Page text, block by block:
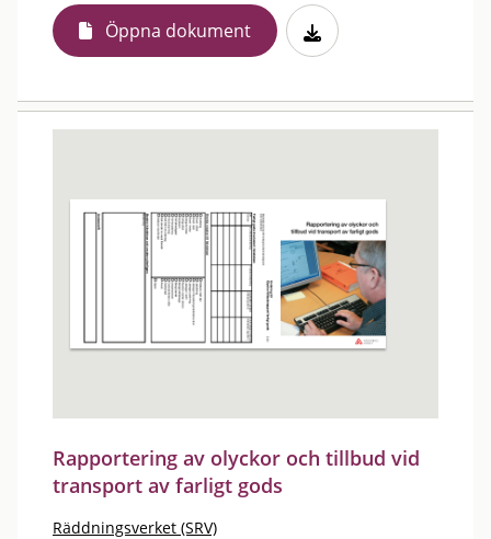
Öppna dokument
Rapportering av olyckor och tillbud vid
transport av farligt gods
Räddningsverket (SRV)